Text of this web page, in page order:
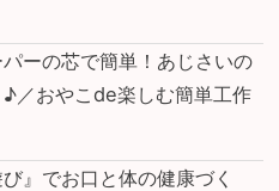
パーの芯で簡単！あじさいの
／おやこde楽しむ簡単工作
び』でお口と体の健康づく